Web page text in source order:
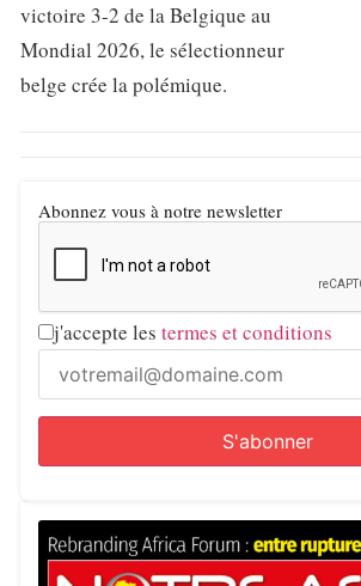
victoire 3-2 de la Belgique au
Mondial 2026, le sélectionneur
belge crée la polémique.
Abonnez vous à notre newsletter
j'accepte les termes et conditions